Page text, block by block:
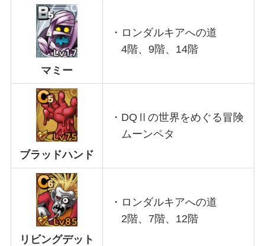
マミー
・ロンダルキアへの道
4階、9階、14階
ブラッドハンド
・DQⅡの世界をめぐる冒険
ムーンペタ
リビングデット
・ロンダルキアへの道
2階、7階、12階